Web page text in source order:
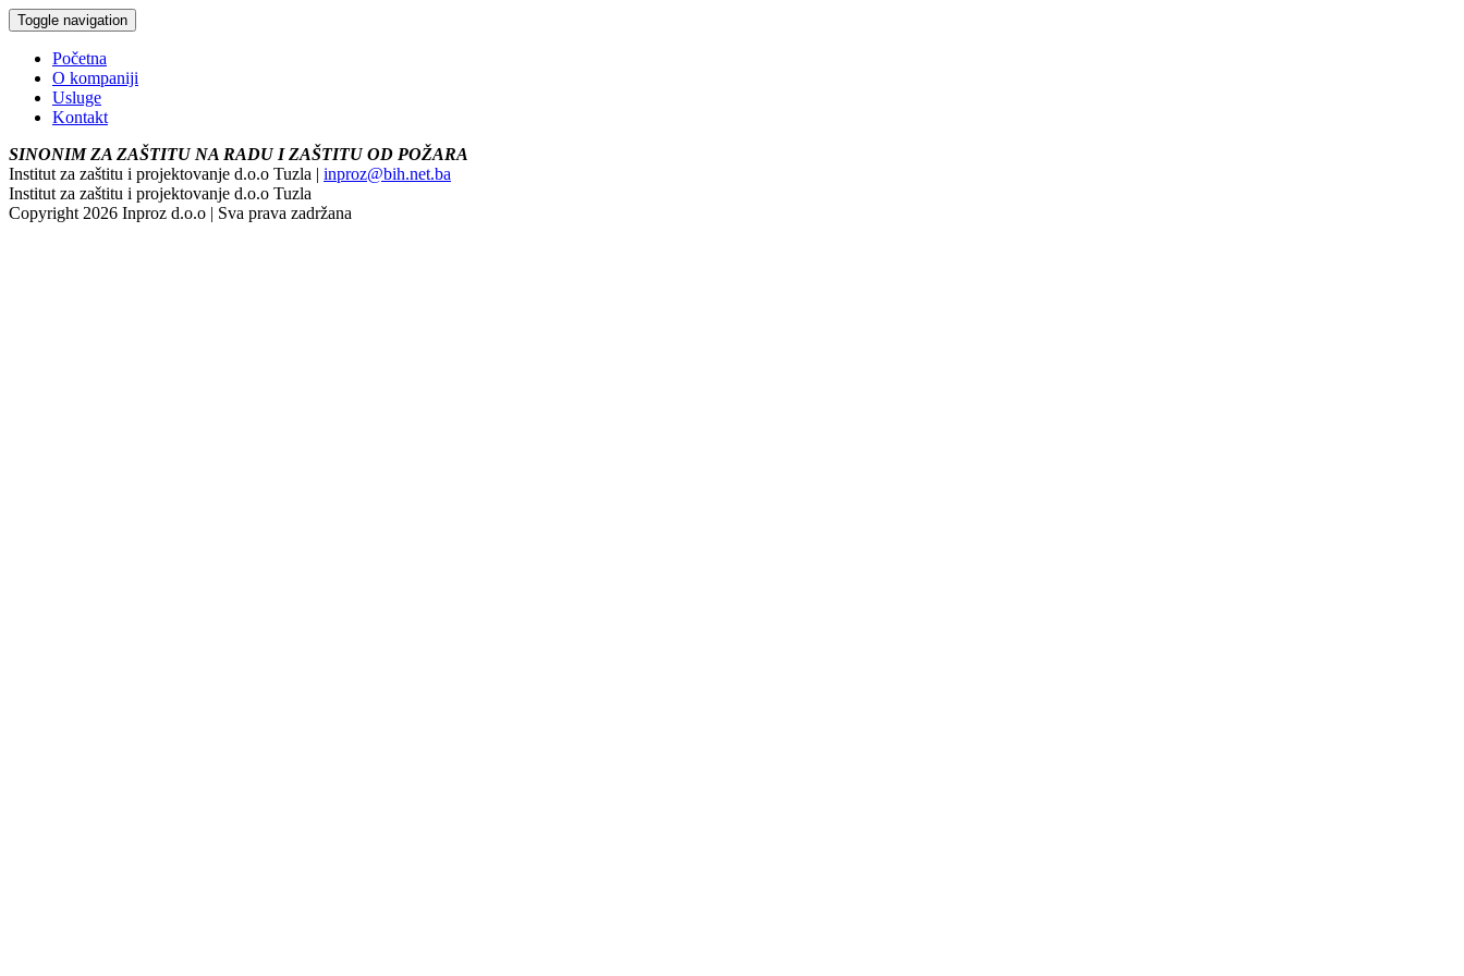
Toggle navigation
Početna
O kompaniji
Usluge
Kontakt
SINONIM ZA ZAŠTITU NA RADU I ZAŠTITU OD POŽARA
Institut za zaštitu i projektovanje d.o.o Tuzla | inproz@bih.net.ba
Institut za zaštitu i projektovanje d.o.o Tuzla
Copyright 2026 Inproz d.o.o | Sva prava zadržana